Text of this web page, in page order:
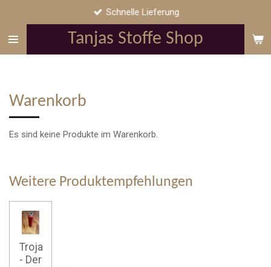
springen
Tanjas Stoffe Shop
Schnelle Lieferung
Warenkorb
Es sind keine Produkte im Warenkorb.
Weitere Produktempfehlungen
Troja
- Der